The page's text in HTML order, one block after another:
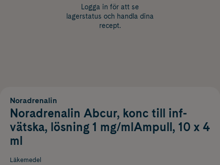
Logga in för att se
lagerstatus och handla dina
recept.
Noradrenalin
Noradrenalin Abcur, konc till inf-
vätska, lösning 1 mg/mlAmpull, 10 x 4
ml
Läkemedel